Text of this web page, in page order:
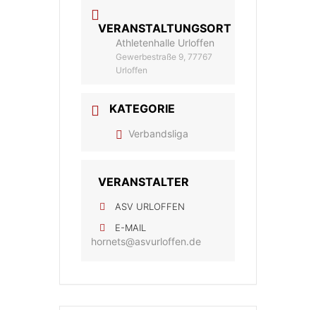
VERANSTALTUNGSORT
Athletenhalle Urloffen
Gewerbestraße 9, 77767
Urloffen
KATEGORIE
Verbandsliga
VERANSTALTER
ASV URLOFFEN
E-MAIL
hornets@asvurloffen.de